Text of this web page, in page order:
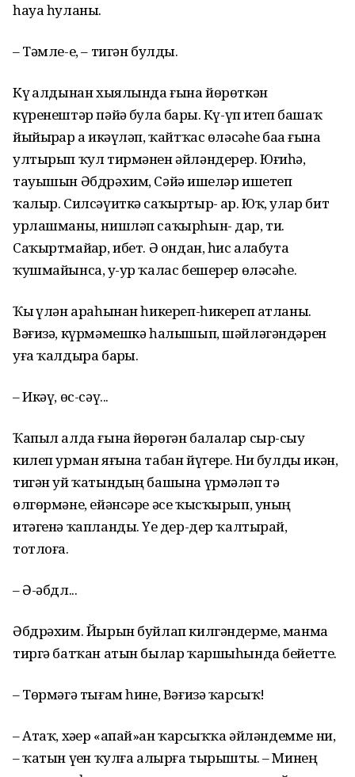
һауа һуланы.
– Тәмле-е, – тигән булды.
Күҙ алдынан хыялында ғына йөрөткән
күренештәр пәйҙә була барҙы. Кү-үп итеп башаҡ
йыйырҙар ҙа икәүләп, ҡайтҡас өләсәһе баҙҙа ғына
ултырып ҡул тирмәнен әйләндерер. Юғиһә,
тауышын Әбдрәхим, Сәйҙә ишеләр ишетеп
ҡалыр. Силсәүиткә саҡыртыр- ҙар. Юҡ, улар бит
урлашманы, нишләп саҡырһын- дар, ти.
Саҡыртмайҙар, ибет. Ә ондан, һис алабута
ҡушмайынса, ҙу-ур ҡалас бешерер өләсәһе.
Ҡыҙ үлән араһынан һикереп-һикереп атланы.
Вәғизә, күрмәмешкә һалышып, шәйләгәндәрен
уға ҡалдыра барҙы.
– Икәү, өс-сәү...
Ҡапыл алда ғына йөрөгән балалар сыр-сыу
килеп урман яғына табан йүгерҙе. Ни булды икән,
тигән уй ҡатындың башына үрмәләп тә
өлгөрмәне, ейәнсәре әсе ҡысҡырып, уның
итәгенә ҡапланды. Үҙе дер-дер ҡалтырай,
тотлоға.
– Ә-әбдл...
Әбдрәхим. Йырын буйлап килгәндерме, манма
тиргә батҡан атын былар ҡаршыһында бейетте.
– Төрмәгә тығам һине, Вәғизә ҡарсыҡ!
– Атаҡ, хәҙер «апай»ҙан ҡарсыҡҡа әйләндемме ни,
– ҡатын үҙен ҡулға алырға тырышты. – Минең